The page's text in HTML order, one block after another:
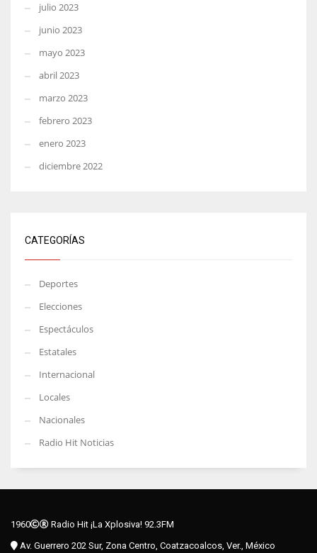
julio 2023
junio 2023
mayo 2023
abril 2023
marzo 2023
febrero 2023
enero 2023
diciembre 2022
CATEGORÍAS
Deportes
Elecciones
Espectáculos
Estatales
Internacional
Locales
Nacionales
Radio Hit Noticias
1960
Radio Hit ¡La Xplosiva! 92.3FM
Av. Guerrero 202 Sur, Zona Centro, Coatzacoalcos, Ver., México